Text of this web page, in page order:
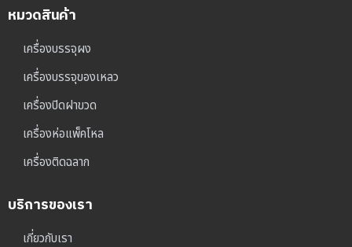
หมวดสินค้า
เครื่องบรรจุผง
เครื่องบรรจุของเหลว
เครื่องปิดฝาขวด
เครื่องห่อแพ็คโหล
เครื่องติดฉลาก
บริการของเรา
เกี่ยวกับเรา